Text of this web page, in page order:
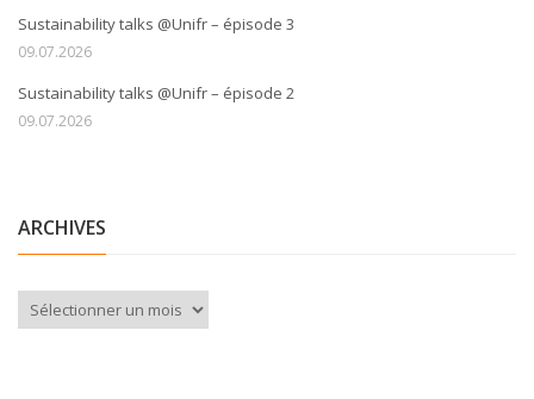
Sustainability talks @Unifr – épisode 3
09.07.2026
Sustainability talks @Unifr – épisode 2
09.07.2026
ARCHIVES
Archives